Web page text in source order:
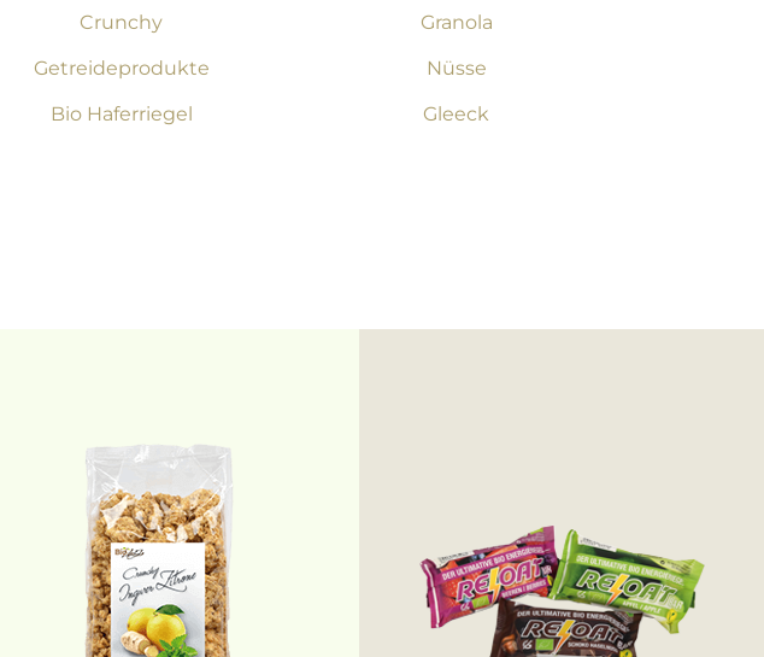
Crunchy
Granola
Getreideprodukte
Nüsse
Bio Haferriegel Gleeck